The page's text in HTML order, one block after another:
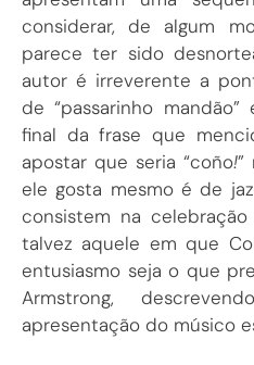
considerar, de algum
parece ter sido
autor é irreverente a
de “passarinho
final da frase que
apostar que seria “coño!”
ele gosta mesmo é de
consistem na
talvez aquele em que
entusiasmo seja o que
Armstrong,
apresentação do músico